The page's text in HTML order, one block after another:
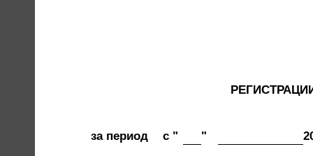
за период с " "